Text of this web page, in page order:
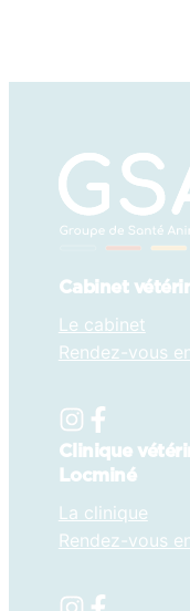
Cabinet
Le cabinet
Rendez-vous
Clinique
Locminé
La clinique
Rendez-vous